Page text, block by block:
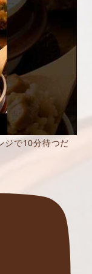
ジで10分待つだ